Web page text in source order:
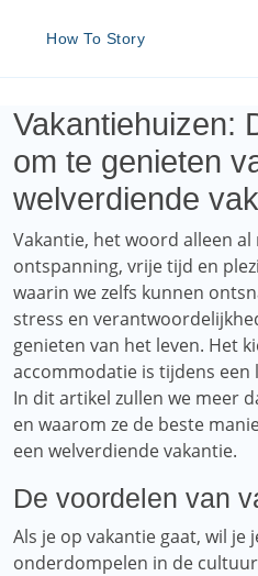
How To Story
Vakantiehuizen:
om te genieten
welverdiende
Vakantie, het woord alleen
ontspanning, vrije tijd en
waarin we zelfs kunnen
stress en
genieten van het leven. Het
accommodatie is tijdens een
In dit artikel zullen we meer
en waarom ze de beste
een welverdiende vakantie.
De voordelen van
Als je op vakantie gaat, wil je
onderdompelen in de